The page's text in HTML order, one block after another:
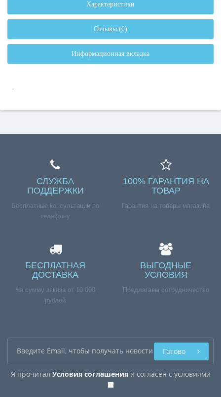
Характеристики
Отзывы (0)
Информационная вкладка
.
СЛУЖБА
ПОДДЕРЖКИ
Бесплатные консультации по
телефону
100% ГАРАНТИЯ НА
ТОВАР
Гарантия на товары магазина
БЕСПЛАТНАЯ
ДОСТАВКА
На сумму заказа от 10 000
рублей
ВЫГОДНЫЕ
УСЛОВИЯ
Предлагаем сотрудничество
Я прочитал Условия соглашенияи согласен с условиями
Готово